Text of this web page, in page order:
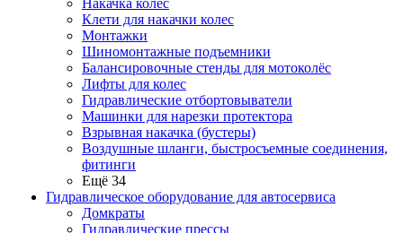
Накачка колес
Клети для накачки колес
Монтажки
Шиномонтажные подъемники
Балансировочные стенды для мотоколёс
Лифты для колес
Гидравлические отбортовыватели
Машинки для нарезки протектора
Взрывная накачка (бустеры)
Воздушные шланги, быстросъемные соединения,
фитинги
Ещё 34
Гидравлическое оборудование для автосервиса
Домкраты
Гидравлические прессы